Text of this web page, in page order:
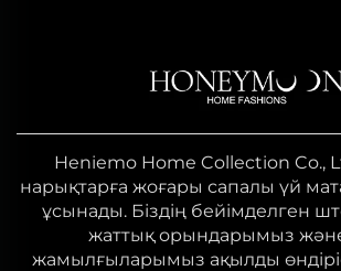
Heniemo Home Collection Co.,
нарықтарға жоғары сапалы үй
ұсынады. Біздің бейімделген
жаттық орындарымыз
жамылғыларымыз ақылды